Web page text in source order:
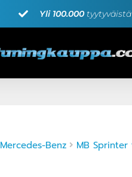
Yli 100.000
Mercedes-Benz MB Sprinter